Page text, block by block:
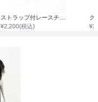
ストラップ付レースチャンキーヒール
¥2,200(税込) ¥